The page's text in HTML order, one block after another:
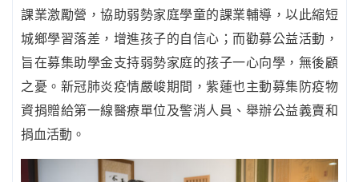
課業激勵營，協助弱勢家庭學童的課業輔導，以此縮短
城鄉學習落差，增進孩子的自信心；而勸募公益活動，
旨在募集助學金支持弱勢家庭的孩子一心向學，無後顧
之憂。新冠肺炎疫情嚴峻期間，紫蓮也主動募集防疫物
資捐贈給第一線醫療單位及警消人員、舉辦公益義賣和
捐血活動。